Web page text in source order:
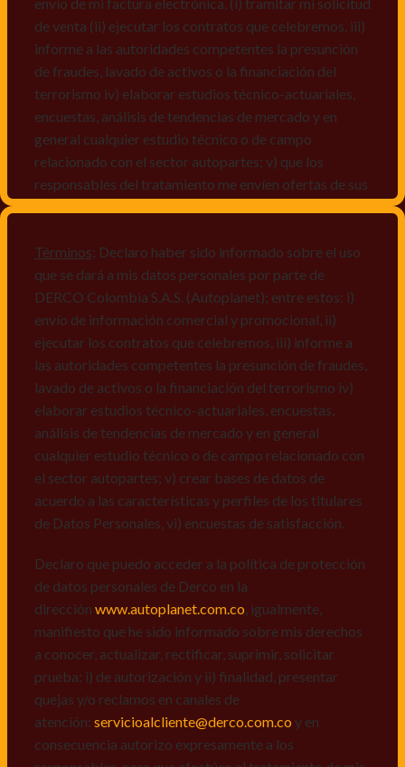
de venta (ii) ejecutar los contratos que celebremos, iii)
informe a las autoridades competentes la presunción
de fraudes, lavado de activos o la financiación del
terrorismo iv) elaborar estudios técnico-actuariales,
encuestas, análisis de tendencias de mercado y en
general cualquier estudio técnico o de campo
relacionado con el sector autopartes; v) que los
responsables del tratamiento me envíen ofertas de sus
mismos, vi) crear bases de datos de acuerdo a las
características y perfiles de los titulares de Datos
Personales, v) encuestas de satisfacción, vi) reportes
recall.
Declaro que puedo acceder a la política de protección
de datos personales de Derco en la
direcciónwww.autoplanet.com.co, igualmente,
manifiesto que he sido informado sobre mis derechos
a conocer, actualizar, rectificar, suprimir, solicitar
prueba: i) de autorización y ii) finalidad, presentar
quejas y/o reclamos en canales de
atención: servicioalcliente@derco.com.coy en
responsables, para que efectúen el tratamiento de mis
datos conforme lo expuesto.
Términos: Declaro haber sido informado sobre el uso
que se dará a mis datos personales por parte de
DERCO Colombia S.A.S. (Autoplanet); entre estos: i)
envío de información comercial y promocional, ii)
ejecutar los contratos que celebremos, iii) informe a
las autoridades competentes la presunción de fraudes,
lavado de activos o la financiación del terrorismo iv)
elaborar estudios técnico-actuariales, encuestas,
análisis de tendencias de mercado y en general
cualquier estudio técnico o de campo relacionado con
el sector autopartes; v) crear bases de datos de
acuerdo a las características y perfiles de los titulares
de Datos Personales, vi) encuestas de satisfacción.
Declaro que puedo acceder a la política de protección
de datos personales de Derco en la
dirección www.autoplanet.com.co , igualmente,
manifiesto que he sido informado sobre mis derechos
a conocer, actualizar, rectificar, suprimir, solicitar
prueba: i) de autorización y ii) finalidad, presentar
quejas y/o reclamos en canales de
atención: servicioalcliente@derco.com.co y en
consecuencia autorizo expresamente a los